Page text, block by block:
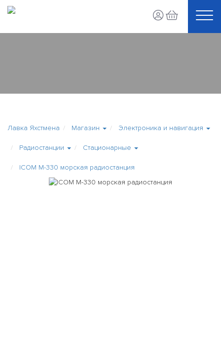
Лавка Яхстмена Магазин Электроника и навигация
Радиостанции Стационарные
ICOM M-330 морская радиостанция